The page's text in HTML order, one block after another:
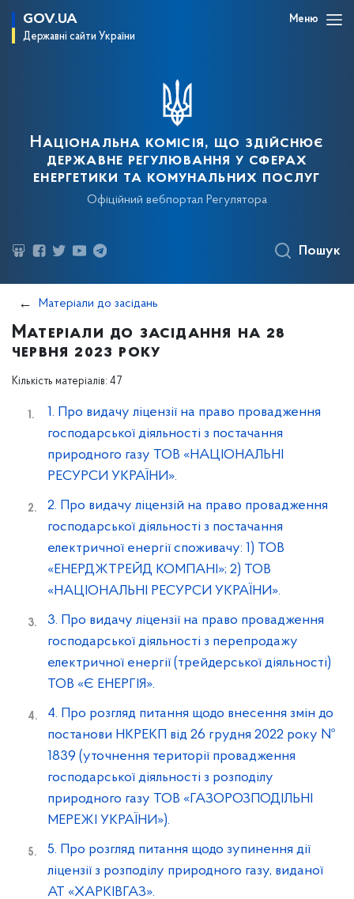
GOV.UA
Державні сайти України
Меню
Національна комісія, що здійснює
державне регулювання у сферах
енергетики та комунальних послуг
Офіційний вебпортал Регулятора
Пошук
Матеріали до засідань
Матеріали до засідання на 28
червня 2023 року
Кількість матеріалів: 47
1. Про видачу ліцензії на право провадження
господарської діяльності з постачання
природного газу ТОВ «НАЦІОНАЛЬНІ
РЕСУРСИ УКРАЇНИ».
2. Про видачу ліцензій на право провадження
господарської діяльності з постачання
електричної енергії споживачу: 1) ТОВ
«ЕНЕРДЖТРЕЙД КОМПАНІ»; 2) ТОВ
«НАЦІОНАЛЬНІ РЕСУРСИ УКРАЇНИ».
3. Про видачу ліцензії на право провадження
господарської діяльності з перепродажу
електричної енергії (трейдерської діяльності)
ТОВ «Є ЕНЕРГІЯ».
4. Про розгляд питання щодо внесення змін до
постанови НКРЕКП від 26 грудня 2022 року №
1839 (уточнення території провадження
господарської діяльності з розподілу
природного газу ТОВ «ГАЗОРОЗПОДІЛЬНІ
МЕРЕЖІ УКРАЇНИ»).
5. Про розгляд питання щодо зупинення дії
ліцензії з розподілу природного газу, виданої
АТ «ХАРКІВГАЗ».